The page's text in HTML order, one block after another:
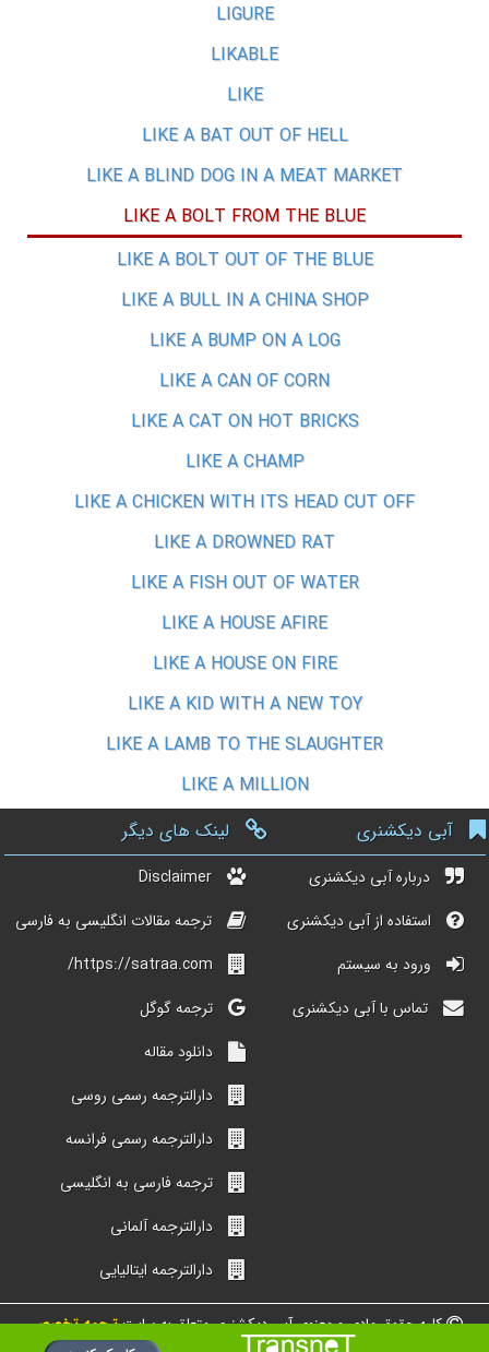
LIGURE
LIKABLE
LIKE
LIKE A BAT OUT OF HELL
LIKE A BLIND DOG IN A MEAT MARKET
LIKE A BOLT FROM THE BLUE
LIKE A BOLT OUT OF THE BLUE
LIKE A BULL IN A CHINA SHOP
LIKE A BUMP ON A LOG
LIKE A CAN OF CORN
LIKE A CAT ON HOT BRICKS
LIKE A CHAMP
LIKE A CHICKEN WITH ITS HEAD CUT OFF
LIKE A DROWNED RAT
LIKE A FISH OUT OF WATER
LIKE A HOUSE AFIRE
LIKE A HOUSE ON FIRE
LIKE A KID WITH A NEW TOY
LIKE A LAMB TO THE SLAUGHTER
LIKE A MILLION
آبی دیکشنری
درباره آبی دیکشنری
استفاده از آبی دیکشنری
ورود به سیستم
تماس با آبی دیکشنری
لینک های دیگر
Disclaimer
ترجمه مقالات انگلیسی به فارسی
https://satraa.com/
ترجمه گوگل
دانلود مقاله
دارالترجمه رسمی روسی
دارالترجمه رسمی فرانسه
ترجمه فارسی به انگلیسی
دارالترجمه آلمانی
دارالترجمه ایتالیایی
کلیه حقوق مادی و معنوی آبی دیکشنری متعلق به سایتترجمه تخصصی
شبکه مترجمین ایران است.